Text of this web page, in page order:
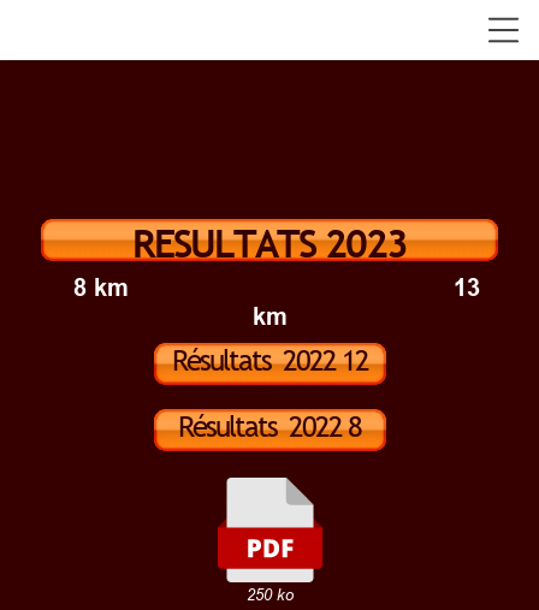
RESULTATS 2023
8 km 13
km
Résultats 2022 12
km
Résultats 2022 8
km
250 ko